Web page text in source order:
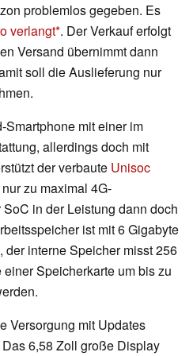
problemlos gegeben. Es
verlangt . Der Verkauf erfolgt
Versand übernimmt dann
soll die Auslieferung nur
mit einer im
allerdings doch mit
der verbaute Unisoc
zu maximal 4G-
in der Leistung dann doch
ist mit 6 Gigabyte
interne Speicher misst 256
Speicherkarte um bis zu
Versorgung mit Updates
6,58 Zoll große Display